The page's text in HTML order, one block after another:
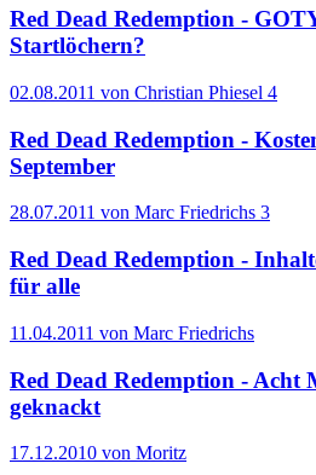
Red Dead Redemption -
Startlöchern?
02.08.2011 von Christian Phiesel 4
Red Dead Redemption -
September
28.07.2011 von Marc Friedrichs 3
Red Dead Redemption -
für alle
11.04.2011 von Marc Friedrichs
Red Dead Redemption - Acht
geknackt
17.12.2010 von Moritz